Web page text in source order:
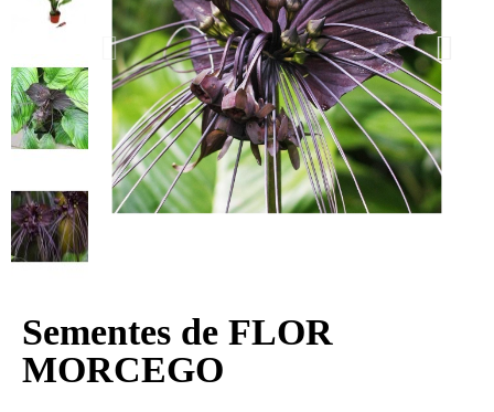
Sementes de FLOR
MORCEGO